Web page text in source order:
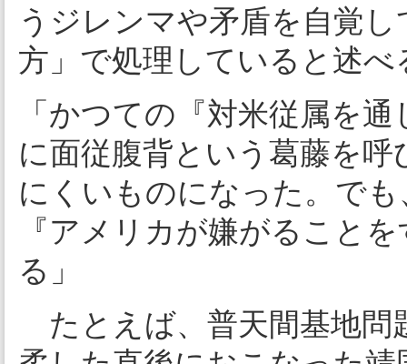
うジレンマや矛盾を自覚
方」で処理していると述べ
「かつての『対米従属を
に面従腹背という葛藤を
にくいものになった。で
『アメリカが嫌がること
る」
たとえば、普天間基地問